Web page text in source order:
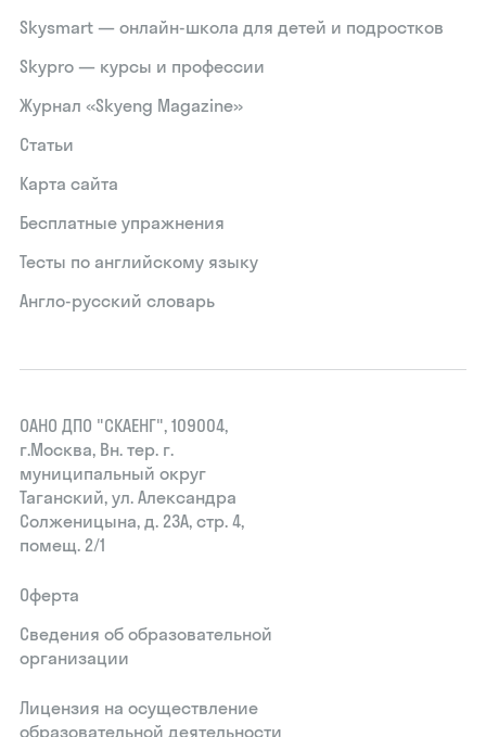
Skysmart — онлайн-школа для детей и подростков
Skypro — курсы и профессии
Журнал «Skyeng Magazine»
Статьи
Карта сайта
Бесплатные упражнения
Тесты по английскому языку
Англо-русский словарь
ОАНО ДПО "СКАЕНГ", 109004,
г.Москва, Вн. тер. г.
муниципальный округ
Таганский, ул. Александра
Солженицына, д. 23А, стр. 4,
помещ. 2/1
Оферта
Сведения об образовательной
организации
Лицензия на осуществление
образовательной деятельности